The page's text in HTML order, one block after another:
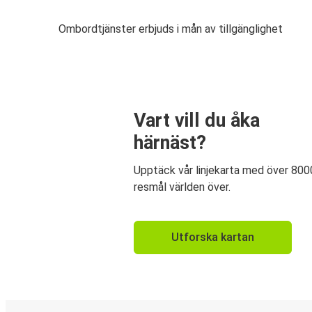
Ombordtjänster erbjuds i mån av tillgänglighet
Vart vill du åka
härnäst?
Upptäck vår linjekarta med över
resmål världen över.
Utforska kartan